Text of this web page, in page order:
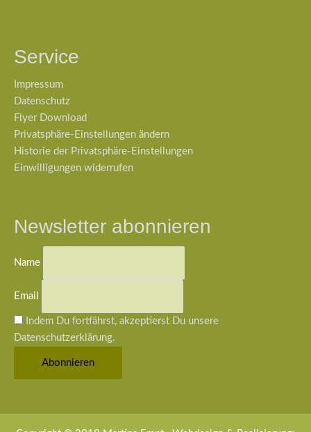
Service
Impressum
Datenschutz
Flyer Download
Privatsphäre-Einstellungen ändern
Historie der Privatsphäre-Einstellungen
Einwilligungen widerrufen
Newsletter abonnieren
Name
Email
Indem Du fortfährst, akzeptierst Du unsere
Datenschutzerklärung.